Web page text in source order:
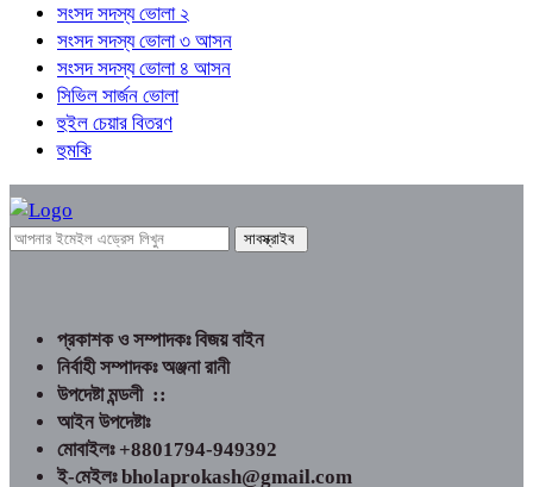
সংসদ সদস্য ভোলা ২
সংসদ সদস্য ভোলা ৩ আসন
সংসদ সদস্য ভোলা ৪ আসন
সিভিল সার্জন ভোলা
হুইল চেয়ার বিতরণ
হুমকি
প্রকাশক ও সম্পাদকঃ বিজয় বাইন
নির্বাহী সম্পাদকঃ অঞ্জনা রানী
উপদেষ্টা মন্ডলী ::
আইন উপদেষ্টাঃ
মোবাইলঃ +8801794-949392
ই-মেইলঃ bholaprokash@gmail.com